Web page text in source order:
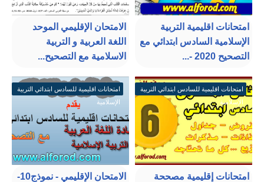
امتحانات اقليمية التربية
الإسلامية السادس ابتدائي مع
التصحيح 2020 -...
الامتحان الإقليمي الموحد
اللغة العربية و التربية
الاسلامية مع التصحيح...
امتحانات اقليمية للسادس ابتدائي التربية
الإسلامية
امتحانات إقليمية مصححة
امتحانات اقليمية للسادس ابتدائي التربية
الإسلامية
الامتحان الإقليمي - نموذج10-